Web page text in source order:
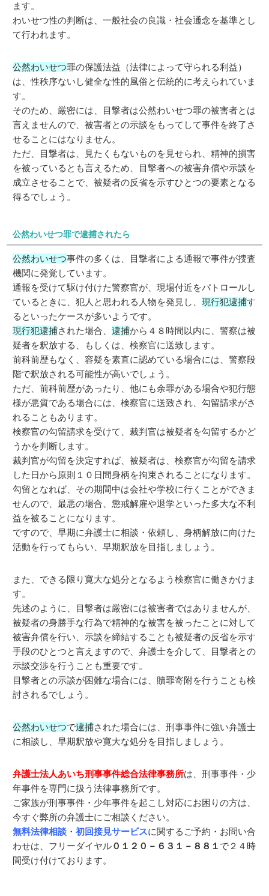
ます。
わいせつ性の判断は、一般社会の良識・社会通念を基準とし
て行われます。
公然わいせつ罪の保護法益（法律によって守られる利益）
は、性秩序ないし健全な性的風俗と伝統的に考えられていま
す。
そのため、厳密には、目撃者は公然わいせつ罪の被害者とは
言えませんので、被害者との示談をもってして事件を終了さ
せることにはなりません。
ただ、目撃者は、見たくもないものを見せられ、精神的損害
を被っているとも言えるため、目撃者への被害弁償や示談を
成立させることで、被疑者の反省を示すひとつの要素となる
得るでしょう。
公然わいせつ罪で逮捕されたら
公然わいせつ事件の多くは、目撃者による通報で事件が捜査
機関に発覚しています。
通報を受けて駆け付けた警察官が、現場付近をパトロールし
ているときに、犯人と思われる人物を発見し、現行犯逮捕す
るといったケースが多いようです。
現行犯逮捕された場合、逮捕から４８時間以内に、警察は被
疑者を釈放する、もしくは、検察官に送致します。
前科前歴もなく、容疑を素直に認めている場合には、警察段
階で釈放される可能性が高いでしょう。
ただ、前科前歴があったり、他にも余罪がある場合や犯行態
様が悪質である場合には、検察官に送致され、勾留請求がさ
れることもあります。
検察官の勾留請求を受けて、裁判官は被疑者を勾留するかど
うかを判断します。
裁判官が勾留を決定すれば、被疑者は、検察官が勾留を請求
した日から原則１０日間身柄を拘束されることになります。
勾留となれば、その期間中は会社や学校に行くことができま
せんので、最悪の場合、懲戒解雇や退学といった多大な不利
益を被ることになります。
ですので、早期に弁護士に相談・依頼し、身柄解放に向けた
活動を行ってもらい、早期釈放を目指しましょう。
また、できる限り寛大な処分となるよう検察官に働きかけま
す。
先述のように、目撃者は厳密には被害者ではありませんが、
被疑者の身勝手な行為で精神的な被害を被ったことに対して
被害弁償を行い、示談を締結することも被疑者の反省を示す
手段のひとつと言えますので、弁護士を介して、目撃者との
示談交渉を行うことも重要です。
目撃者との示談が困難な場合には、贖罪寄附を行うことも検
討されるでしょう。
公然わいせつで逮捕された場合には、刑事事件に強い弁護士
に相談し、早期釈放や寛大な処分を目指しましょう。
弁護士法人あいち刑事事件総合法律事務所は、刑事事件・少
年事件を専門に扱う法律事務所です。
ご家族が刑事事件・少年事件を起こし対応にお困りの方は、
今すぐ弊所の弁護士にご相談ください。
無料法律相談 ・初回接見サービスに関するご予約・お問い合
わせは、フリーダイヤル０１２０－６３１－８８１ で２４時
間受け付けております。